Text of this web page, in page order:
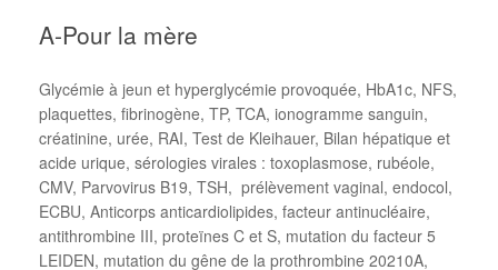
A-Pour la mère
Glycémie à jeun et hyperglycémie provoquée, HbA1c, NFS,
plaquettes, fibrinogène, TP, TCA, ionogramme sanguin,
créatinine, urée, RAI, Test de Kleihauer, Bilan hépatique et
acide urique, sérologies virales : toxoplasmose, rubéole,
CMV, Parvovirus B19, TSH, prélèvement vaginal, endocol,
ECBU, Anticorps anticardiolipides, facteur antinucléaire,
antithrombine III, proteïnes C et S, mutation du facteur 5
LEIDEN, mutation du gêne de la prothrombine 20210A,